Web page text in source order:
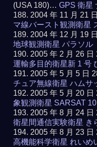
(USA 180)…GPS 衛星
2004 年 11 月 21
マ線バースト観測衛星
2004 年 12 月 19
地球観測衛星 パラソル
2005 年 2 月 26
運輸多目的衛星新 1 号
2005 年 5 月 5 日
チュア無線衛星 ハムサ
2005 年 5 月 20
象観測衛星 SARSAT
2005 年 8 月 24
衛星間通信実験衛星 き
2005 年 8 月 23
高機能科学衛星 れいめ